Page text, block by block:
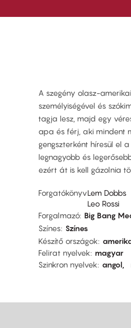
A szegény olasz-
személyiségével és
tagja lesz, majd egy
apa és férj, aki mindent
gengszterként híresül el
legnagyobb és
ezért át is kell gázolnia
ForgatókönyvLem Dobbs
Leo Rossi
Forgalmazó Big Bang
Színes Színes
Készítő országok
Felirat nyelvek
magyar
Szinkron nyelvek
angol